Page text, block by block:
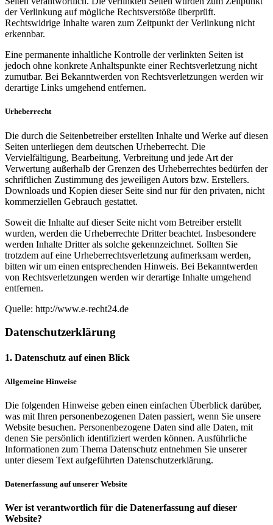
der Verlinkung auf mögliche Rechtsverstöße überprüft.
Rechtswidrige Inhalte waren zum Zeitpunkt der Verlinkung nicht
erkennbar.
Eine permanente inhaltliche Kontrolle der verlinkten Seiten ist
jedoch ohne konkrete Anhaltspunkte einer Rechtsverletzung nicht
zumutbar. Bei Bekanntwerden von Rechtsverletzungen werden wir
derartige Links umgehend entfernen.
Urheberrecht
Die durch die Seitenbetreiber erstellten Inhalte und Werke auf diesen
Seiten unterliegen dem deutschen Urheberrecht. Die
Vervielfältigung, Bearbeitung, Verbreitung und jede Art der
Verwertung außerhalb der Grenzen des Urheberrechtes bedürfen der
schriftlichen Zustimmung des jeweiligen Autors bzw. Erstellers.
Downloads und Kopien dieser Seite sind nur für den privaten, nicht
kommerziellen Gebrauch gestattet.
Soweit die Inhalte auf dieser Seite nicht vom Betreiber erstellt
wurden, werden die Urheberrechte Dritter beachtet. Insbesondere
werden Inhalte Dritter als solche gekennzeichnet. Sollten Sie
trotzdem auf eine Urheberrechtsverletzung aufmerksam werden,
bitten wir um einen entsprechenden Hinweis. Bei Bekanntwerden
von Rechtsverletzungen werden wir derartige Inhalte umgehend
entfernen.
Quelle: http://www.e-recht24.de
Datenschutzerklärung
1. Datenschutz auf einen Blick
Allgemeine Hinweise
Die folgenden Hinweise geben einen einfachen Überblick darüber,
was mit Ihren personenbezogenen Daten passiert, wenn Sie unsere
Website besuchen. Personenbezogene Daten sind alle Daten, mit
denen Sie persönlich identifiziert werden können. Ausführliche
Informationen zum Thema Datenschutz entnehmen Sie unserer
unter diesem Text aufgeführten Datenschutzerklärung.
Datenerfassung auf unserer Website
Wer ist verantwortlich für die Datenerfassung auf dieser
Website?